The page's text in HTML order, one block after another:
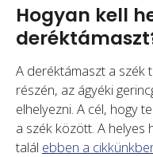
Hogyan kell
A deréktámaszt a szék
részén, az ágyéki
elhelyezni. A cél, hogy
a szék között. A
talál ebben a